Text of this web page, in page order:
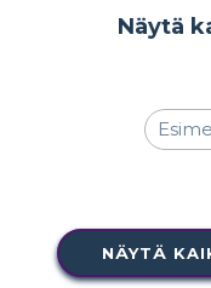
Näytä
NÄYTÄ